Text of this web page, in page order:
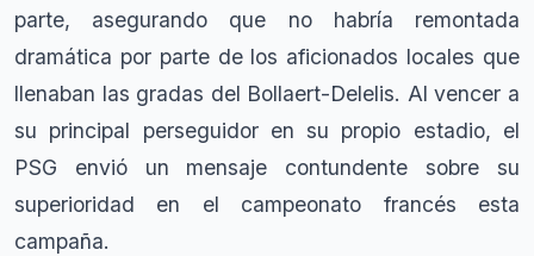
parte, asegurando que no habría remontada
dramática por parte de los aficionados locales que
llenaban las gradas del Bollaert-Delelis. Al vencer a
su principal perseguidor en su propio estadio, el
PSG envió un mensaje contundente sobre su
superioridad en el campeonato francés esta
campaña.